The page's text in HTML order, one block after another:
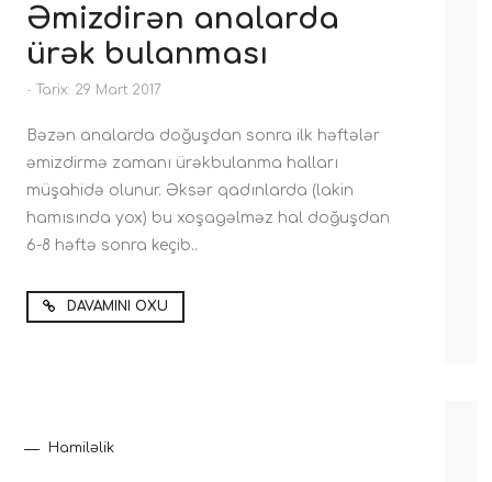
Əmizdirən analarda
ürək bulanması
- Tarix: 29 Mart 2017
Bəzən analarda doğuşdan sonra ilk həftələr
əmizdirmə zamanı ürəkbulanma halları
müşahidə olunur. Əksər qadınlarda (lakin
hamısında yox) bu xoşagəlməz hal doğuşdan
6-8 həftə sonra keçib..
DAVAMINI OXU
Hamiləlik